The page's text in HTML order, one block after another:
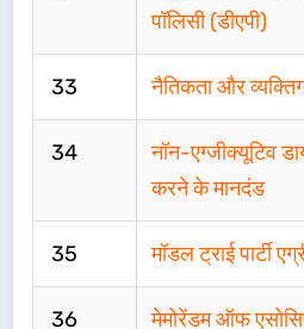
पॉलिसी (डीएपी)
33 नैतिकता और
34
नॉन-एग्जीक्यूटिव
करने के मानदंड
35 मॉडल ट्राई पार्टी
36
मेमोरेंडम ऑफ